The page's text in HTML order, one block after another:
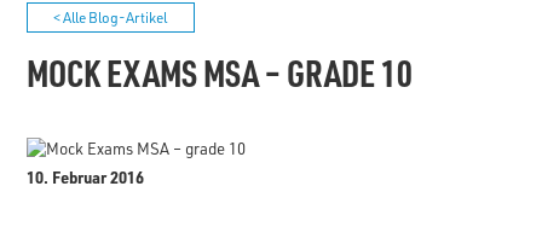
< Alle Blog-Artikel
MOCK EXAMS MSA – GRADE 10
10. Februar 2016